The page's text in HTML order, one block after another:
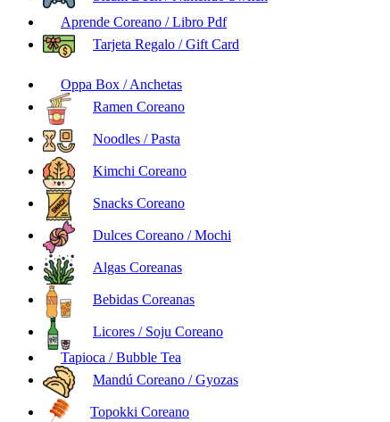
Aprende Coreano / Libro Pdf
Tarjeta Regalo / Gift Card
Oppa Box / Anchetas
Ramen Coreano
Noodles / Pasta
Kimchi Coreano
Snacks Coreano
Dulces Coreano / Mochi
Algas Coreanas
Bebidas Coreanas
Licores / Soju Coreano
Tapioca / Bubble Tea
Mandú Coreano / Gyozas
Topokki Coreano